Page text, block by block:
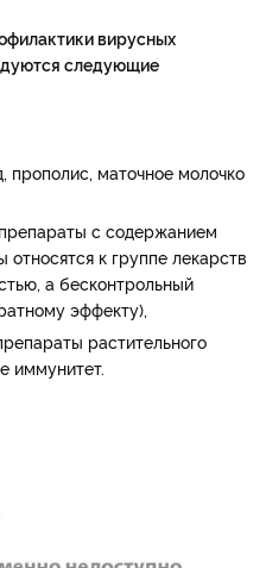
вирусных
следующие
прополис, маточное молочко
с содержанием
к группе лекарств
а бесконтрольный
эффекту),
растительного
иммунитет.